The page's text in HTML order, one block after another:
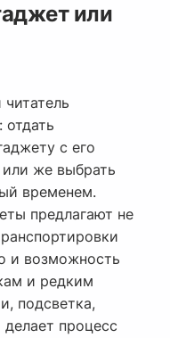
или
с его
же выбрать
временем.
предлагают не
и возможность
и редким
подсветка,
процесс